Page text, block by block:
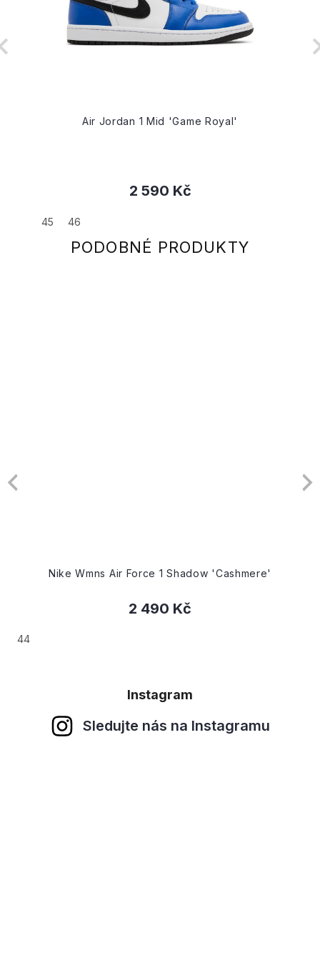
Air Jordan 1 Mid 'Game Royal'
2 590 Kč
45 46
Nike Wmns Air Force 1 Shadow 'Cashmere'
2 490 Kč
44
Instagram
Sledujte nás na Instagramu